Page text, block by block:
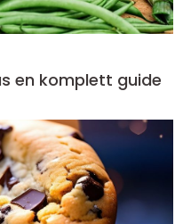
Hjemmelaget vaniljesaus en komplett guide